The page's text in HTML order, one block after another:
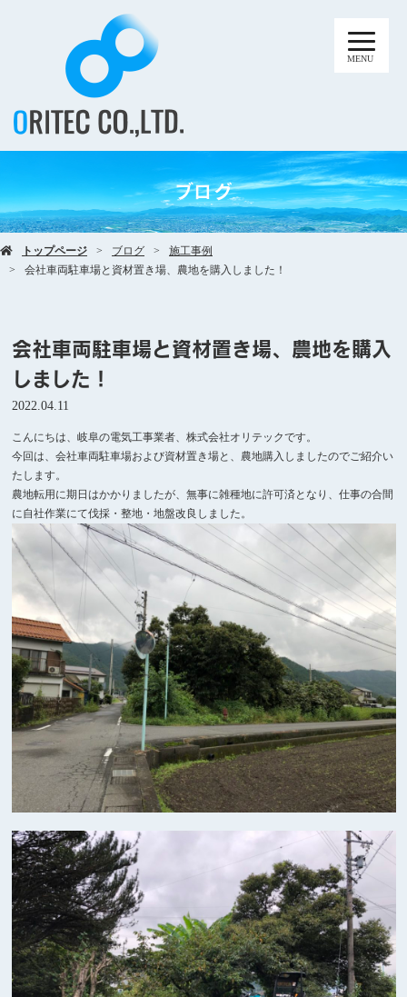
MENU
ブログ
トップページ ブログ
施工事例
会社車両駐車場と資材置き場、農地を購入しました！
会社車両駐車場と資材置き場、農地を購入
しました！
2022.04.11
こんにちは、岐阜の電気工事業者、株式会社オリテックです。
今回は、会社車両駐車場および資材置き場と、農地購入しましたのでご紹介い
たします。
農地転用に期日はかかりましたが、無事に雑種地に許可済となり、仕事の合間
に自社作業にて伐採・整地・地盤改良しました。